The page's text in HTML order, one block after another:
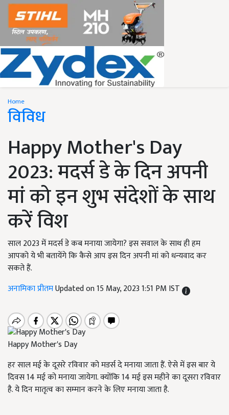
Home
विविध
Happy Mother's Day
2023: मदर्स डे के दिन अपनी
मां को इन शुभ संदेशों के साथ
करें विश
साल 2023 में मदर्स डे कब मनाया जायेगा? इस सवाल के साथ ही हम
आपको ये भी बतायेंगे कि कैसे आप इस दिन अपनी मां को धन्यवाद कर
सकते हैं.
अनामिका प्रीतमUpdated on 15 May, 2023 1:51 PM IST
Happy Mother's Day
हर साल मई के दूसरे रविवार को मडर्स दे मनाया जाता हैं. ऐसे में इस बार ये
दिवस 14 मई को मनाया जायेगा. क्योंकि 14 मई इस महीने का दूसरा रविवार
है. ये दिन मातृत्व का सम्मान करने के लिए मनाया जाता है.